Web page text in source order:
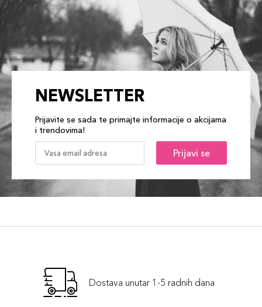
NEWSLETTER
Prijavite se sada te primajte informacije o akcijama
i trendovima!
Prijavi se
Dostava unutar 1-5 radnih dana